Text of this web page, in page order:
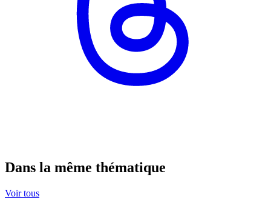
Dans la même thématique
Voir tous